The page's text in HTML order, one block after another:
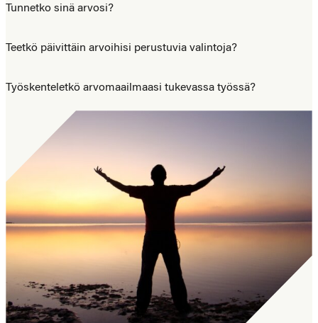
Tunnetko sinä arvosi?
Teetkö päivittäin arvoihisi perustuvia valintoja?
Työskenteletkö arvomaailmaasi tukevassa työssä?